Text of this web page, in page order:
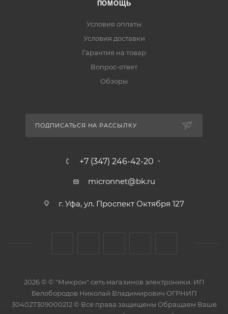
ПОМОЩЬ
Условия оплаты
Условия доставки
Гарантия на товар
Вопрос-ответ
Обзоры
ПОДПИСАТЬСЯ НА РАССЫЛКУ
+7 (347) 246-42-20
micronnet@bk.ru
г. Уфа, ул. Проспект Октября 127
2026 © © "Микрон" сеть магазинов электроники. ИП
Белобородов Николай Владимирович ОГРНИП
304027309000212 © Все права защищены Обращаем Ваше